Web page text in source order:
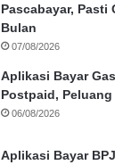
Pascabayar, Pasti
Bulan
07/08/2026
Aplikasi Bayar
Postpaid, Peluang
06/08/2026
Aplikasi Bayar